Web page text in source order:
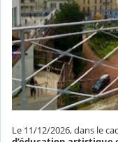
Le 11/12/2026, dans le